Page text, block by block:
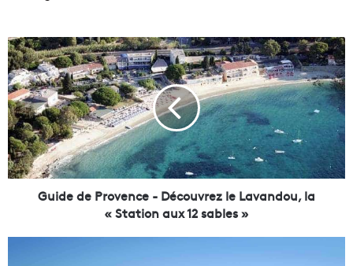
G
u
i
d
e
d
e
P
r
Guide de Provence - Découvrez le Lavandou, la
« Station aux 12 sables »